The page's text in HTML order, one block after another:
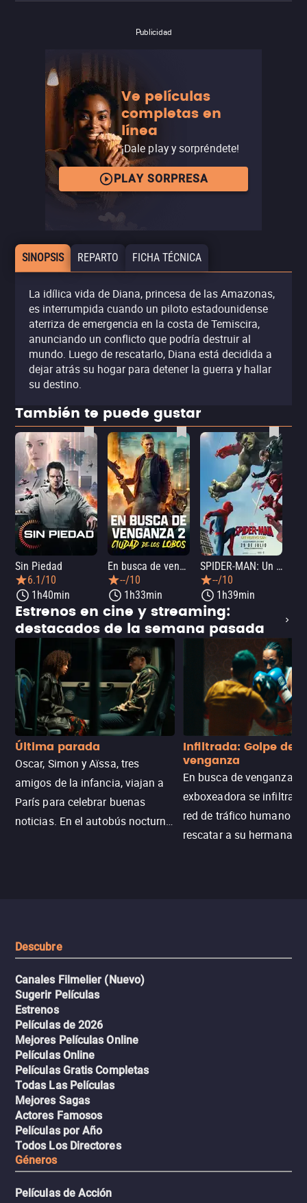
Publicidad
Ve películas
completas en
línea
¡Dale play y sorpréndete!
PLAY SORPRESA
SINOPSIS REPARTO FICHA TÉCNICA
La idílica vida de Diana, princesa de las Amazonas,
es interrumpida cuando un piloto estadounidense
aterriza de emergencia en la costa de Temiscira,
anunciando un conflicto que podría destruir al
mundo. Luego de rescatarlo, Diana está decidida a
dejar atrás su hogar para detener la guerra y hallar
su destino.
También te puede gustar
Sin Piedad
6.1/10
1h40min
En busca de venganza 2: Ciudad de los lobos
--/10
1h33min
SPIDER-MAN: Un nuevo día
--/10
1h39min
Estrenos en cine y streaming:
destacados de la semana pasada
Última parada
Oscar, Simon y Aïssa, tres
amigos de la infancia, viajan a
París para celebrar buenas
noticias. En el autobús nocturno
Infiltrada: Golpe de
venganza
En busca de venganza,
exboxeadora se infiltra
red de tráfico humano
rescatar a su hermana
Descubre
Canales Filmelier (Nuevo)
Sugerir Películas
Estrenos
Películas de 2026
Mejores Películas Online
Películas Online
Películas Gratis Completas
Todas Las Películas
Mejores Sagas
Actores Famosos
Películas por Año
Todos Los Directores
Géneros
Películas de Acción